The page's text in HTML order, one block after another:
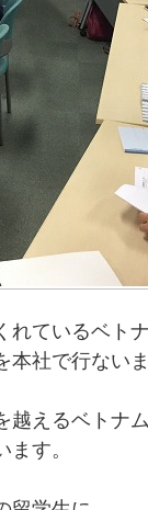
れているベト
本社で行ない
越えるベトナ
す。